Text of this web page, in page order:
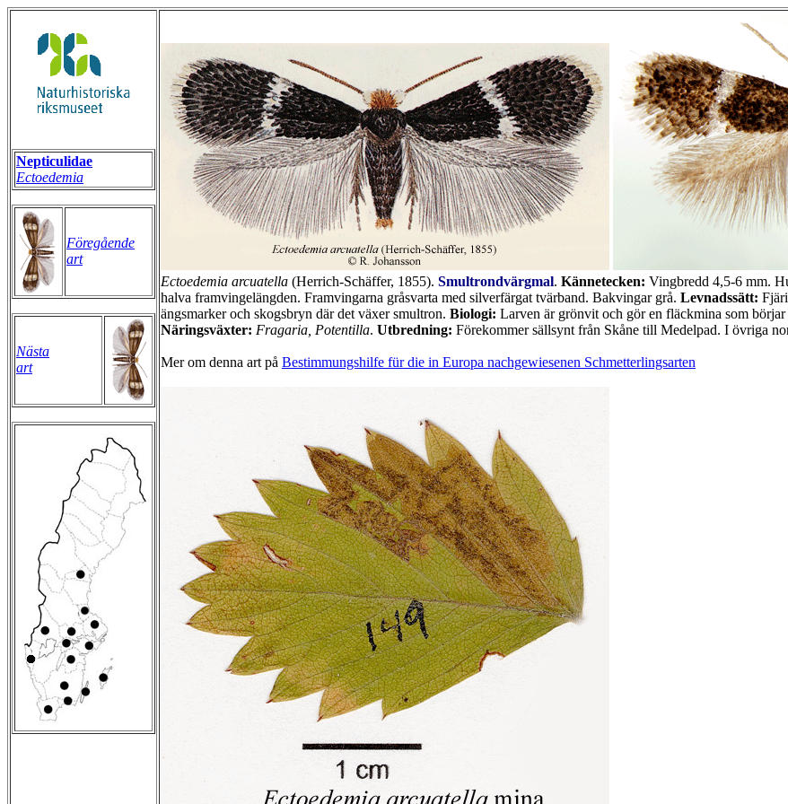
Nepticulidae
Ectoedemia
Föregående
art
Nästa
art
Ectoedemia arcuatella (Herrich-Schäffer, 1855). Smultrondvärgmal. Kännetecken: Vingbredd 4,5-6 mm.
halva framvingelängden. Framvingarna gråsvarta med silverfärgat tvärband. Bakvingar grå. Levnadssätt:
ängsmarker och skogsbryn där det växer smultron. Biologi: Larven är grönvit och gör en fläckmina som
Näringsväxter: Fragaria, Potentilla. Utbredning: Förekommer sällsynt från Skåne till Medelpad. I övriga
Mer om denna art på Bestimmungshilfe für die in Europa nachgewiesenen Schmetterlingsarten